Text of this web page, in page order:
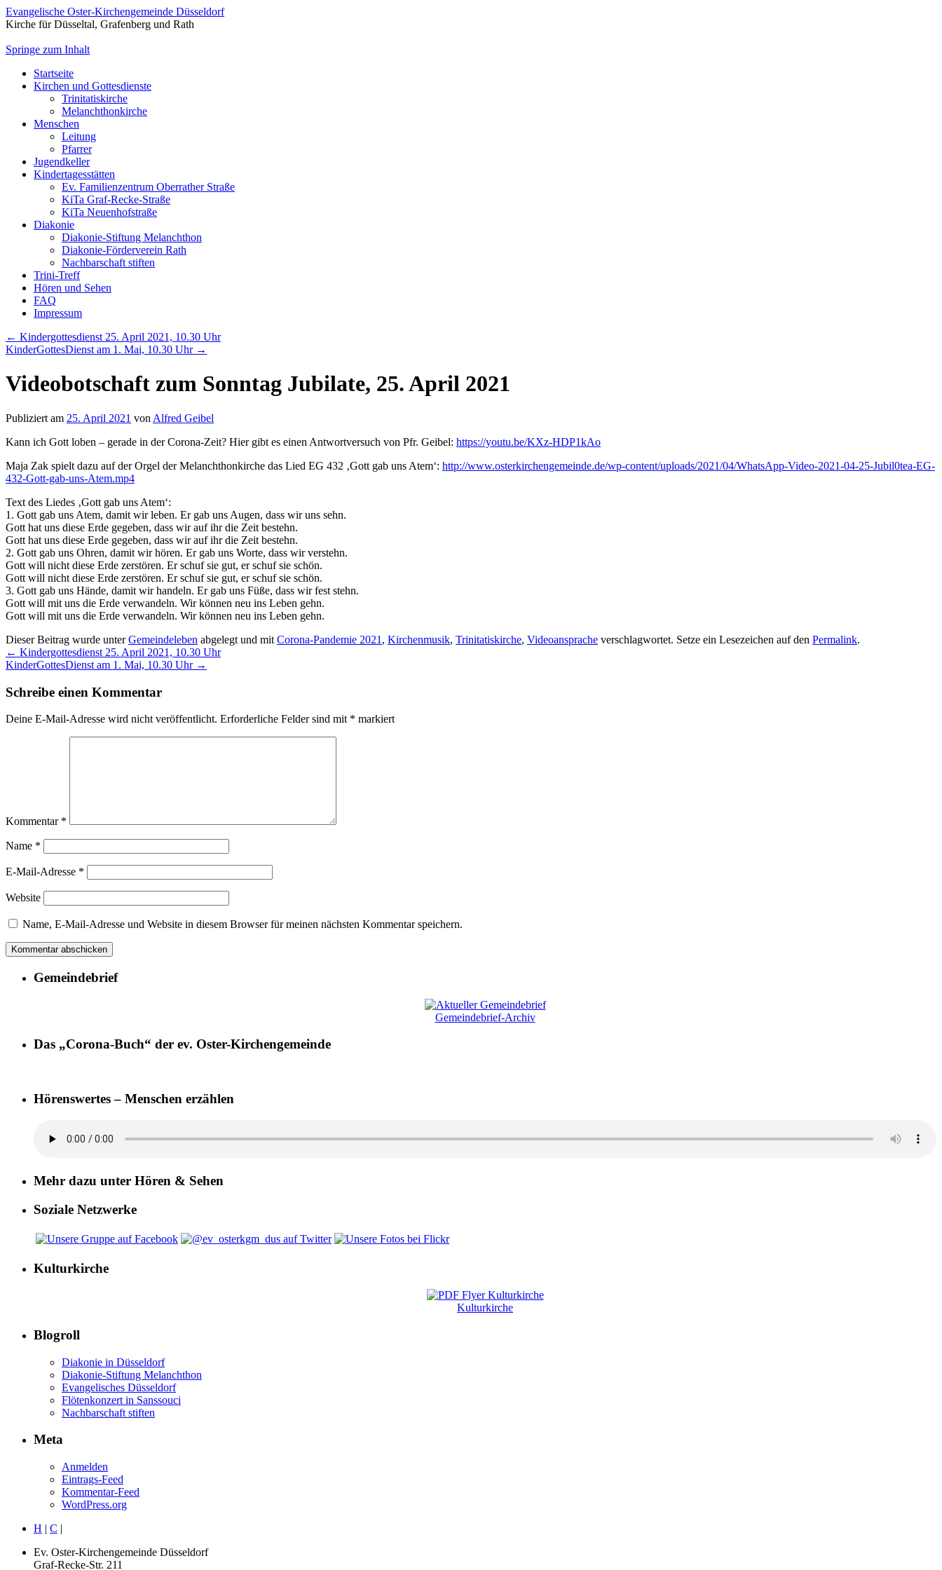
Evangelische Oster-Kirchengemeinde Düsseldorf
Kirche für Düsseltal, Grafenberg und Rath
Springe zum Inhalt
Startseite
Kirchen und Gottesdienste
Trinitatiskirche
Melanchthonkirche
Menschen
Leitung
Pfarrer
Jugendkeller
Kindertagesstätten
Ev. Familienzentrum Oberrather Straße
KiTa Graf-Recke-Straße
KiTa Neuenhofstraße
Diakonie
Diakonie-Stiftung Melanchthon
Diakonie-Förderverein Rath
Nachbarschaft stiften
Trini-Treff
Hören und Sehen
FAQ
Impressum
← Kindergottesdienst 25. April 2021, 10.30 Uhr
KinderGottesDienst am 1. Mai, 10.30 Uhr →
Videobotschaft zum Sonntag Jubilate, 25. April 2021
Publiziert am 25. April 2021 von Alfred Geibel
Kann ich Gott loben – gerade in der Corona-Zeit? Hier gibt es einen Antwortversuch von Pfr. Geibel: https://youtu.be/KXz-HDP1kAo
Maja Zak spielt dazu auf der Orgel der Melanchthonkirche das Lied EG 432 ‚Gott gab uns Atem‘: http://www.osterkirchengemeinde.de/wp-content/uploads/2021/04/WhatsApp-Video-2021-04-25-Jubil0tea-EG-
432-Gott-gab-uns-Atem.mp4
Text des Liedes ‚Gott gab uns Atem‘:
1. Gott gab uns Atem, damit wir leben. Er gab uns Augen, dass wir uns sehn.
Gott hat uns diese Erde gegeben, dass wir auf ihr die Zeit bestehn.
Gott hat uns diese Erde gegeben, dass wir auf ihr die Zeit bestehn.
2. Gott gab uns Ohren, damit wir hören. Er gab uns Worte, dass wir verstehn.
Gott will nicht diese Erde zerstören. Er schuf sie gut, er schuf sie schön.
Gott will nicht diese Erde zerstören. Er schuf sie gut, er schuf sie schön.
3. Gott gab uns Hände, damit wir handeln. Er gab uns Füße, dass wir fest stehn.
Gott will mit uns die Erde verwandeln. Wir können neu ins Leben gehn.
Gott will mit uns die Erde verwandeln. Wir können neu ins Leben gehn.
Dieser Beitrag wurde unterGemeindeleben abgelegt und mit Corona-Pandemie 2021 , Kirchenmusik, Trinitatiskirche, Videoansprache verschlagwortet. Setze ein Lesezeichen auf den Permalink.
← Kindergottesdienst 25. April 2021, 10.30 Uhr
KinderGottesDienst am 1. Mai, 10.30 Uhr →
Schreibe einen Kommentar
Deine E-Mail-Adresse wird nicht veröffentlicht. Erforderliche Felder sind mit * markiert
Kommentar *
Name *
E-Mail-Adresse *
Website
Name, E-Mail-Adresse und Website in diesem Browser für meinen nächsten Kommentar speichern.
Gemeindebrief
Gemeindebrief-Archiv
Das „Corona-Buch“ der ev. Oster-Kirchengemeinde
Hörenswertes – Menschen erzählen
Mehr dazu unter Hören & Sehen
Soziale Netzwerke
Kulturkirche
Kulturkirche
Blogroll
Diakonie in Düsseldorf
Diakonie-Stiftung Melanchthon
Evangelisches Düsseldorf
Flötenkonzert in Sanssouci
Nachbarschaft stiften
Meta
Anmelden
Eintrags-Feed
Kommentar-Feed
WordPress.org
H | C |
Ev. Oster-Kirchengemeinde Düsseldorf
Graf-Recke-Str. 211